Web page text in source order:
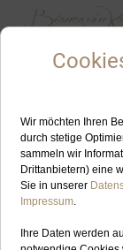
ALLES ZUM